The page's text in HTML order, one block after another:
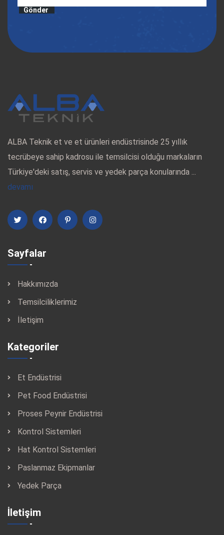
Gönder
ALBA Teknik et ve et ürünleri endüstrisinde 25 yıllık
tecrübeye sahip kadrosu ile temsilcisi olduğu markaların
Türkiye'deki satış, servis ve yedek parça konularında ...
devamı
Sayfalar
Hakkımızda
Temsilciliklerimiz
İletişim
Kategoriler
Et Endüstrisi
Pet Food Endüstrisi
Proses Peynir Endüstrisi
Kontrol Sistemleri
Hat Kontrol Sistemleri
Paslanmaz Ekipmanlar
Yedek Parça
İletişim